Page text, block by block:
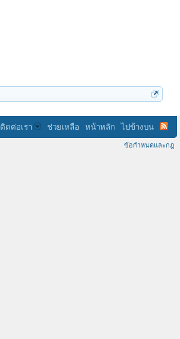
ติดต่อเรา ช่วยเหลือ หน้าหลัก ไปข้างบน
ข้อกำหนดและกฎ